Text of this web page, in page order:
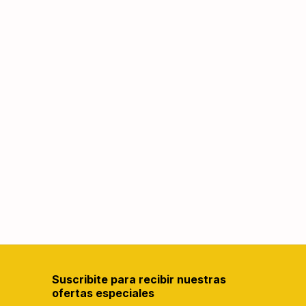
Suscribite para recibir nuestras
ofertas especiales